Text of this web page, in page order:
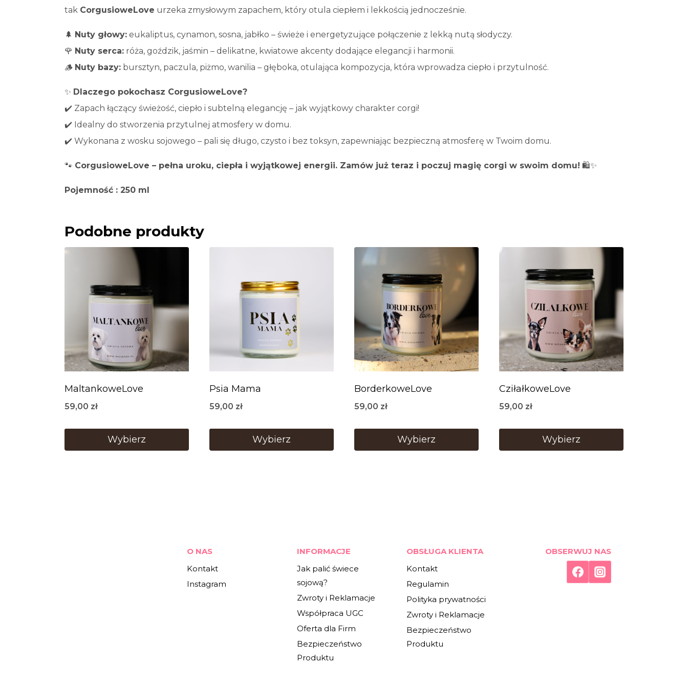
tak CorgusioweLove urzeka zmysłowym zapachem, który otula ciepłem i lekkością jednocześnie.
🌲 Nuty głowy: eukaliptus, cynamon, sosna, jabłko – świeże i energetyzujące połączenie z lekką nutą słodyczy.
🌹 Nuty serca: róża, goździk, jaśmin – delikatne, kwiatowe akcenty dodające elegancji i harmonii.
🪵 Nuty bazy: bursztyn, paczula, piżmo, wanilia – głęboka, otulająca kompozycja, która wprowadza ciepło i przytulność.
✨ Dlaczego pokochasz CorgusioweLove?
✔️ Zapach łączący świeżość, ciepło i subtelną elegancję – jak wyjątkowy charakter corgi!
✔️ Idealny do stworzenia przytulnej atmosfery w domu.
✔️ Wykonana z wosku sojowego – pali się długo, czysto i bez toksyn, zapewniając bezpieczną atmosferę w Twoim domu.
🐾 CorgusioweLove – pełna uroku, ciepła i wyjątkowej energii. Zamów już teraz i poczuj magię corgi w swoim domu! 🛍️✨
Pojemność : 250 ml
Podobne produkty
MaltankoweLove
59,00 zł
Wybierz
Psia Mama
59,00 zł
Wybierz
BorderkoweLove
59,00 zł
Wybierz
CziłałkoweLove
59,00 zł
Wybierz
O NAS
Kontakt
Instagram
INFORMACJE
Jak palić świece
sojową?
Zwroty i Reklamacje
Współpraca UGC
Oferta dla Firm
Bezpieczeństwo
Produktu
OBSŁUGA KLIENTA
Kontakt
Regulamin
Polityka prywatności
Zwroty i Reklamacje
Bezpieczeństwo
Produktu
OBSERWUJ NAS